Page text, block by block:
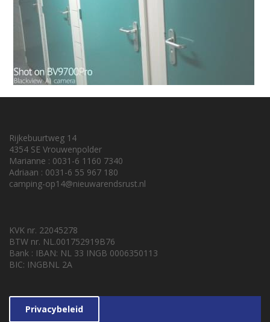
Rijkebuurtweg 14
4354 SE Vrouwenpolder
Marianne : 0031-6 1160 7340
Adriaan : 0031-6 55 967 180
camping-op14@nieuwarendsrust.nl
KVK nr. 22045278
BTW nr. NL.001752919B76
Bank : IBAN: NL 33 INGB 0006350113
BIC: INGBNL 2A
Privacybeleid